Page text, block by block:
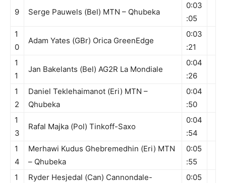
9 Serge Pauwels (Bel) MTN – Qhubeka
0:03
:05
1
0
Adam Yates (GBr) Orica GreenEdge
0:03
:21
1
1
Jan Bakelants (Bel) AG2R La Mondiale
0:04
:26
1
2
Daniel Teklehaimanot (Eri) MTN –
Qhubeka
0:04
:50
1
3
Rafal Majka (Pol) Tinkoff-Saxo
0:04
:54
1
4
Merhawi Kudus Ghebremedhin (Eri) MTN
– Qhubeka
0:05
:55
1
Ryder Hesjedal (Can) Cannondale-
0:05